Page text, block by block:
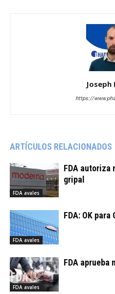
Joseph
https://
ARTÍCULOS RELACIONADOS
FDA avales
FDA autoriza
gripal
FDA avales
FDA: OK
FDA avales
FDA aprueba